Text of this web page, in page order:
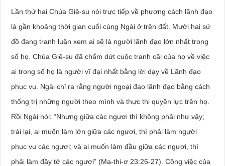
Lần thứ hai Chúa Giê-su nói trực tiếp về phương cách lãnh đạo
là gần khoảng thời gian cuối cùng Ngài ở trên đất. Mười hai sứ
đồ đang tranh luận xem ai sẽ là người lãnh đạo lớn nhất trong
số họ. Chúa Giê-su đã chấm dứt cuộc tranh cãi của họ về việc
ai trong số họ là người vĩ đại nhất bằng lời dạy về Lãnh đạo
phục vụ. Ngài chỉ ra rằng người ngoại đạo lãnh đạo bằng cách
thống trị những người theo mình và thực thi quyền lực trên họ.
Rồi Ngài nói: “Nhưng giữa các ngươi thì không phải như vậy;
trái lại, ai muốn làm lớn giữa các ngươi, thì phải làm người
phục vụ các ngươi; và ai muốn làm đầu giữa các ngươi, thì
phải làm đầy tớ các ngươi” (Ma-thi-ơ 23:26-27). Công việc của